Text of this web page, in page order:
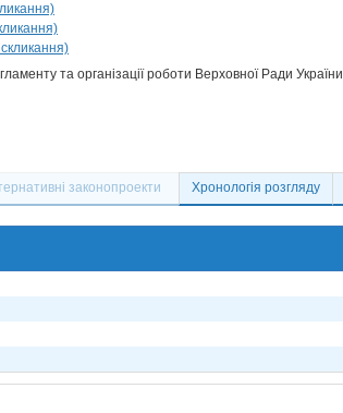
та організації роботи Верховної Ради України
законопроекти Хронологія розгляду